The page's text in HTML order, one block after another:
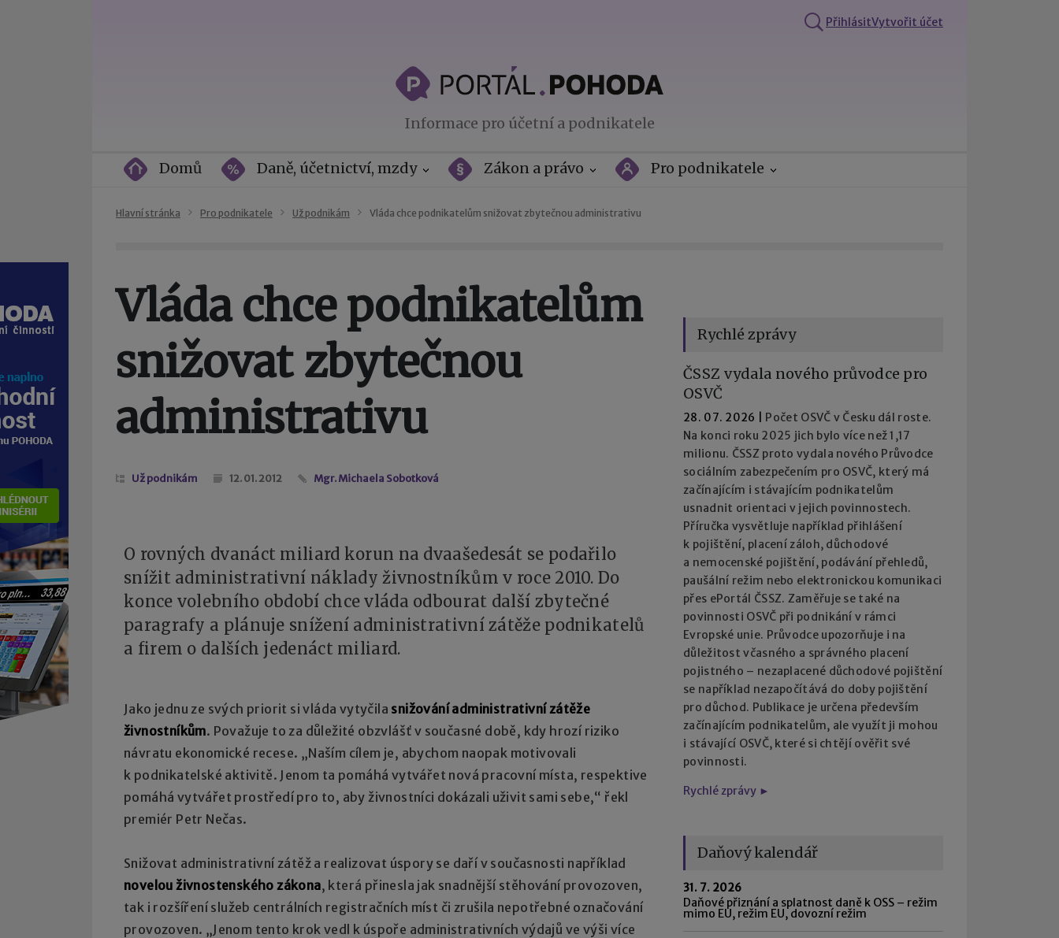
PřihlásitVytvořit účet
Informace pro účetní a podnikatele
Domů Daně, účetnictví, mzdy Zákon a právo Pro podnikatele
Hlavní stránka Pro podnikatele Už podnikám Vláda chce podnikatelům snižovat zbytečnou administrativu
Vláda chce podnikatelům
snižovat zbytečnou
administrativu
Už podnikám 12. 01. 2012 Mgr. Michaela Sobotková
O rovných dvanáct miliard korun na dvaašedesát se podařilo
snížit administrativní náklady živnostníkům v roce 2010. Do
konce volebního období chce vláda odbourat další zbytečné
paragrafy a plánuje snížení administrativní zátěže podnikatelů
a firem o dalších jedenáct miliard.
Jako jednu ze svých priorit si vláda vytyčila snižování administrativní zátěže
živnostníkům. Považuje to za důležité obzvlášť v současné době, kdy hrozí riziko
návratu ekonomické recese. „Naším cílem je, abychom naopak motivovali
k podnikatelské aktivitě. Jenom ta pomáhá vytvářet nová pracovní místa, respektive
pomáhá vytvářet prostředí pro to, aby živnostníci dokázali uživit sami sebe,“ řekl
premiér Petr Nečas.
Snižovat administrativní zátěž a realizovat úspory se daří v současnosti například
novelou živnostenského zákona, která přinesla jak snadnější stěhování provozoven,
tak i rozšíření služeb centrálních registračních míst či zrušila nepotřebné označování
provozoven. „Jenom tento krok vedl k úspoře administrativních výdajů ve výši více
Rychlé zprávy
ČSSZ vydala nového průvodce pro
OSVČ
28. 07. 2026
Počet OSVČ v Česku dál roste.
Na konci roku 2025 jich bylo více než 1,17
milionu. ČSSZ proto vydala nového Průvodce
sociálním zabezpečením pro OSVČ, který má
začínajícím i stávajícím podnikatelům
usnadnit orientaci v jejich povinnostech.
Příručka vysvětluje například přihlášení
k pojištění, placení záloh, důchodové
a nemocenské pojištění, podávání přehledů,
paušální režim nebo elektronickou komunikaci
přes ePortál ČSSZ. Zaměřuje se také na
povinnosti OSVČ při podnikání v rámci
Evropské unie. Průvodce upozorňuje i na
důležitost včasného a správného placení
pojistného – nezaplacené důchodové pojištění
se například nezapočítává do doby pojištění
pro důchod. Publikace je určena především
začínajícím podnikatelům, ale využít ji mohou
i stávající OSVČ, které si chtějí ověřit své
povinnosti.
Rychlé zprávy ►
Daňový kalendář
31. 7. 2026
Daňové přiznání a splatnost daně k OSS – režim
mimo EU, režim EU, dovozní režim